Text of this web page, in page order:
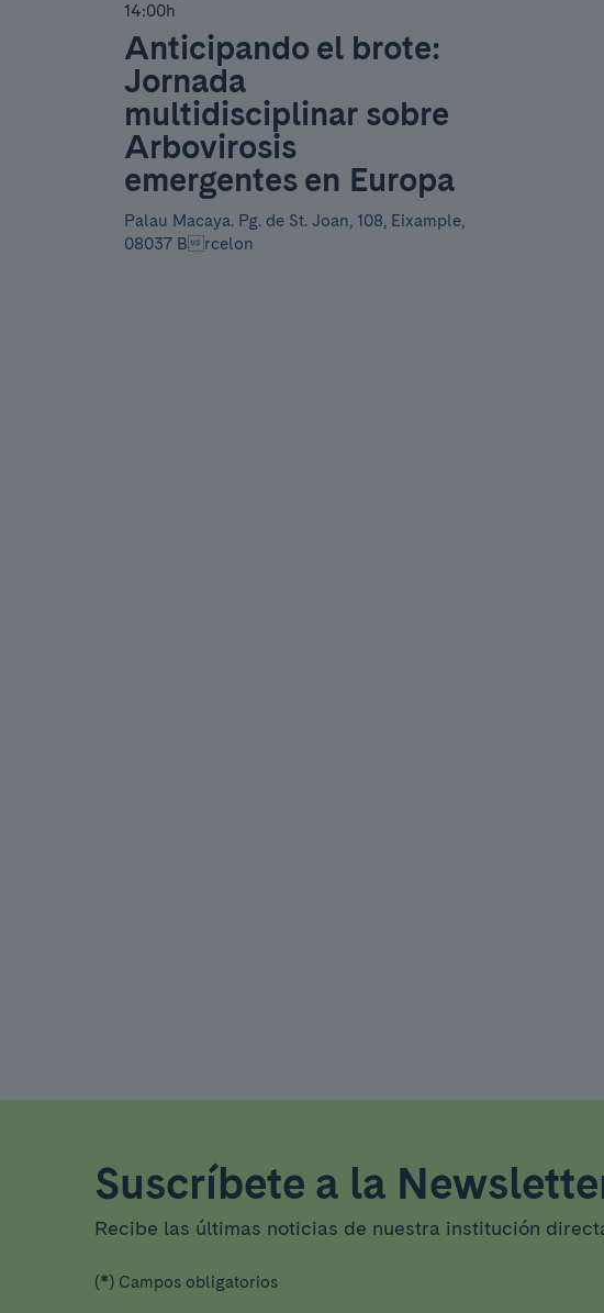
14:00h
Anticipando el brote:
Jornada
multidisciplinar sobre
Arbovirosis
emergentes en Europa
Palau Macaya. Pg. de St. Joan, 108, Eixample,
08037 Brcelon
Suscríbete a la
Recibe las últimas noticias de nuestra institución
(*) Campos obligatorios